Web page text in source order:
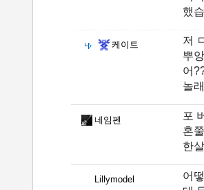
했
케이트
저
뿌
어
놀
네임펜
포
혼
한
Lillymodel
어